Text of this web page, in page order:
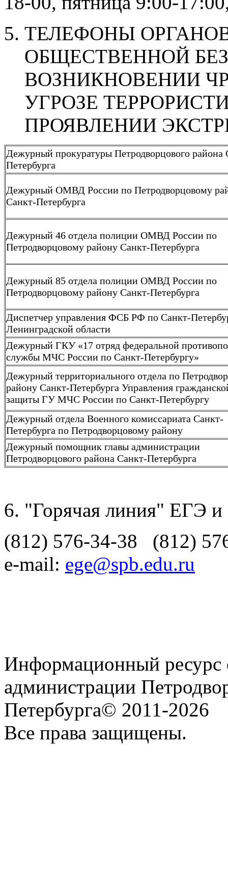
ТЕЛЕФОНЫ
ОБЩЕСТВЕННОЙ
ВОЗНИКНОВЕНИИ
УГРОЗЕ
ПРОЯВЛЕНИИ
Дежурный прокуратуры Петродворцового района
Петербурга
Дежурный ОМВД России по Петродворцовому
Санкт-Петербурга
Дежурный 46 отдела полиции ОМВД России по
Петродворцовому району Санкт-Петербурга
Дежурный 85 отдела полиции ОМВД России по
Петродворцовому району Санкт-Петербурга
Диспетчер управления ФСБ РФ по Санкт-
Ленинградской области
Дежурный ГКУ «17 отряд федеральной
службы МЧС России по Санкт-Петербургу»
Дежурный территориального отдела по
району Санкт-Петербурга Управления
защиты ГУ МЧС России по Санкт-Петербургу
Дежурный отдела Военного комиссариата Санкт-
Петербурга по Петродворцовому району
Дежурный помощник главы администрации
Петродворцового района Санкт-Петербурга
"Горячая линия" ЕГЭ
(812) 576-34-38 (812)
e-mail: ege@spb.edu.ru
Информационный ресурс
администрации
Петербурга© 2011-2026
Все права защищены.